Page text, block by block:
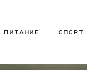
ПИТАНИЕ СПОРТ